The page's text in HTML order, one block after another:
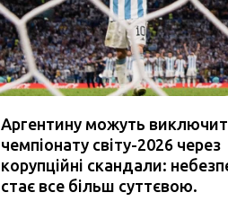
Аргентину можуть
чемпіонату світу-2026 через
корупційні скандали:
стає все більш суттєвою.